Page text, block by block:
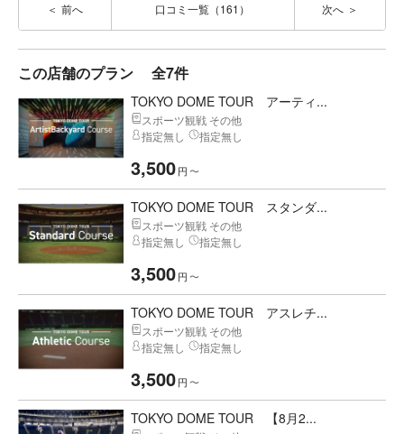
前へ 口コミ一覧（161） 次へ
この店舗のプラン 全7件
TOKYO DOME TOUR アーティ...
スポーツ観戦 その他
指定無し
指定無し
3,500円 〜
TOKYO DOME TOUR スタンダ...
スポーツ観戦 その他
指定無し
指定無し
3,500円 〜
TOKYO DOME TOUR アスレチ...
スポーツ観戦 その他
指定無し
指定無し
3,500円 〜
TOKYO DOME TOUR 【8月2...